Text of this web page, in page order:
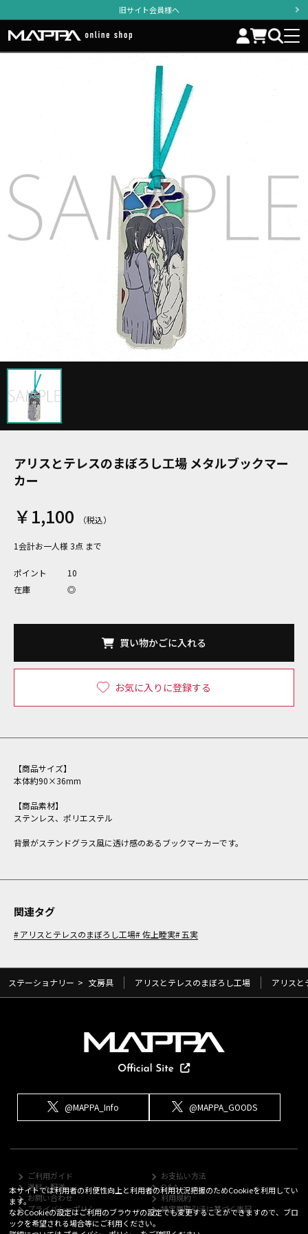
旧サイト会員様へ
アリスとテレスのまぼろし工場 メタルブックマー
カー
￥1,100
1会計お一人様 3点 まで
ポイント
10
在庫
◎
買い物かごに入れる
お気に入りに登録する
【商品サイズ】
本体約90×36mm
【商品素材】
ステンレス、ポリエステル
背景がステンドグラス風に透け感のあるブックマーカーです。
関連タグ
アリスとテレスのまぼろし工場 佐上睦実 五実
ステーショナリー > 文房具 アリスとテレスのまぼろし工場 アリスと
@MAPPA_Info @MAPPA_GOODS
ご利用ガイド
お支払い方法
送料・配送
Q&A
お問い合わせ
利用規約
プライバシーポリシー
特定商取引法に基づく表記
本サイトでは利用者の利便性向上と利用者の利用状況把握のためCookieを利用してい
ます。
なおCookieの設定はご利用のブラウザの設定でも変更することができますので、ブロ
ックを希望される場合等にご利用ください。